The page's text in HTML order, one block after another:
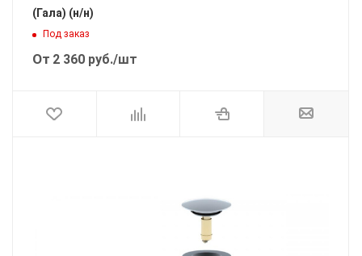
(Гала) (н/н)
Под заказ
От 2 360 руб./шт